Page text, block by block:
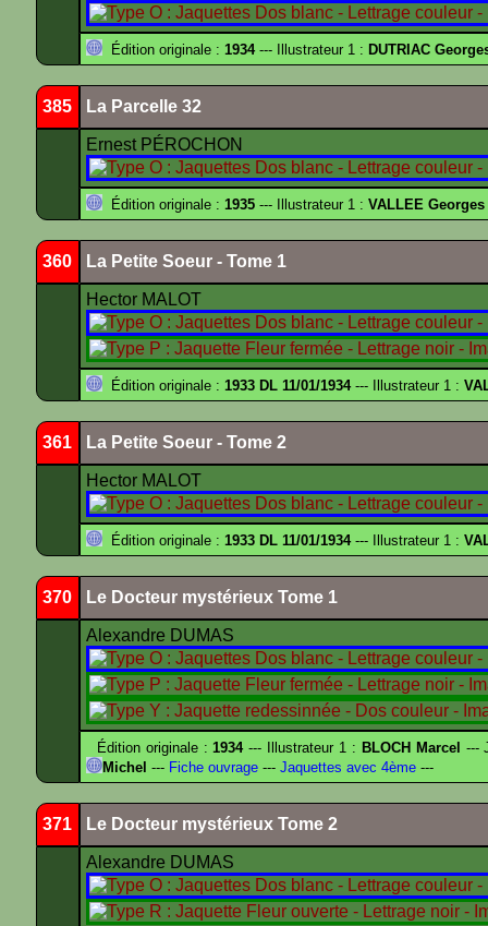
Édition originale : 1934--- Illustrateur 1 : DUTRIAC
385 La Parcelle 32
Ernest PÉROCHON
Édition originale : 1935 --- Illustrateur 1 : VALLEE Georges
360 La Petite Soeur - Tome 1
Hector MALOT
Édition originale : 1933 DL 11/01/1934--- Illustrateur 1 :
361 La Petite Soeur - Tome 2
Hector MALOT
Édition originale : 1933 DL 11/01/1934--- Illustrateur 1 :
370 Le Docteur mystérieux Tome 1
Alexandre DUMAS
Édition originale :1934--- Illustrateur 1 : BLOCH Marcel ---
Michel --- Fiche ouvrage --- Jaquettes avec 4ème ---
371 Le Docteur mystérieux Tome 2
Alexandre DUMAS